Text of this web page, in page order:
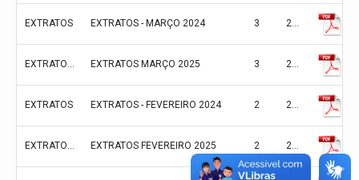
EXTRATOS EXTRATOS - MARÇO 2024 3 2024
EXTRATOS 2025** EXTRATOS MARÇO 2025 3 2024
EXTRATOS EXTRATOS - FEVEREIRO 2024 2 2024
EXTRATOS 2025** EXTRATOS FEVEREIRO 2025 2 2024